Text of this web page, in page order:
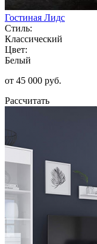
Гостиная Лидс
Стиль:
Классический
Цвет:
Белый
от 45 000 руб.
Рассчитать